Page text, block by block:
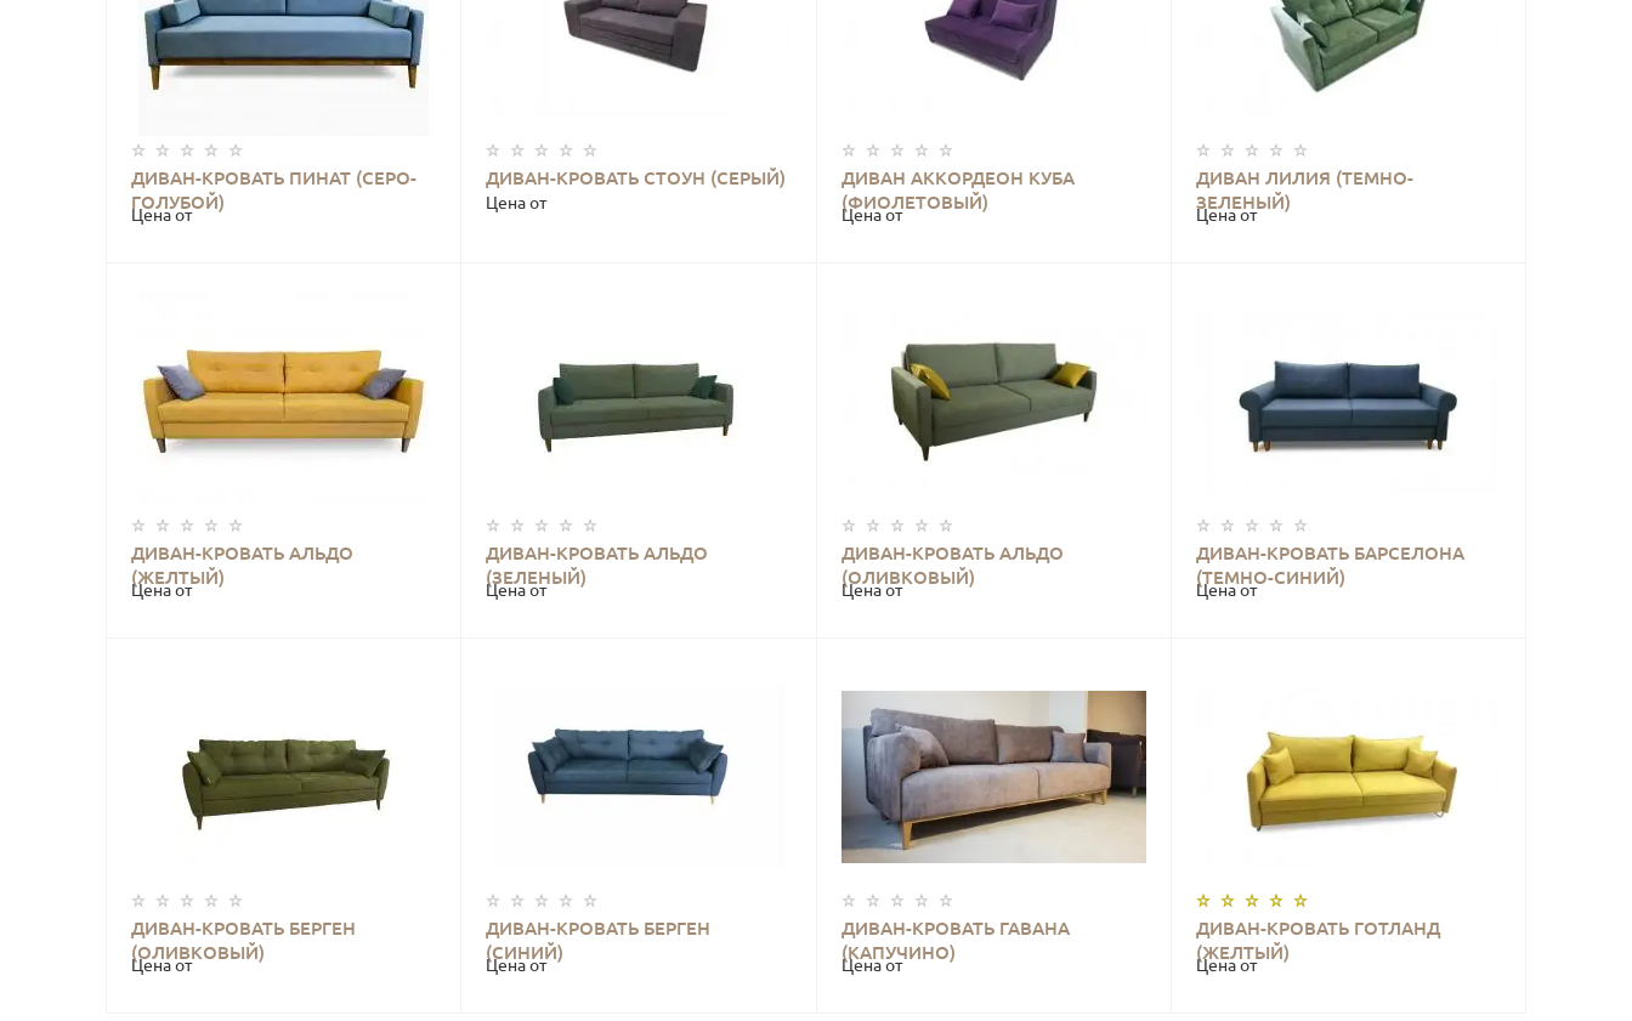
ДИВАН-КРОВАТЬ ПИНАТ (СЕРО-
ГОЛУБОЙ)
Цена от
КУПИТЬ ДИВАН-КРОВАТЬ СТОУН (СЕРЫЙ)
Цена от
КУПИТЬ
ДИВАН АККОРДЕОН КУБА
(ФИОЛЕТОВЫЙ)
Цена от
КУПИТЬ
ДИВАН ЛИЛИЯ (ТЕМНО-
ЗЕЛЕНЫЙ)
Цена от
КУПИТЬ
ДИВАН-КРОВАТЬ АЛЬДО
(ЖЕЛТЫЙ)
Цена от
КУПИТЬ
ДИВАН-КРОВАТЬ АЛЬДО
(ЗЕЛЕНЫЙ)
Цена от
КУПИТЬ
ДИВАН-КРОВАТЬ АЛЬДО
(ОЛИВКОВЫЙ)
Цена от
КУПИТЬ
ДИВАН-КРОВАТЬ БАРСЕЛОНА
(ТЕМНО-СИНИЙ)
Цена от
КУПИТЬ
ДИВАН-КРОВАТЬ БЕРГЕН
(ОЛИВКОВЫЙ)
Цена от
КУПИТЬ
ДИВАН-КРОВАТЬ БЕРГЕН
(СИНИЙ)
Цена от
КУПИТЬ
ДИВАН-КРОВАТЬ ГАВАНА
(КАПУЧИНО)
Цена от
КУПИТЬ
ДИВАН-КРОВАТЬ ГОТЛАНД
(ЖЕЛТЫЙ)
Цена от
КУПИТЬ